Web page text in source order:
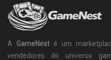
A GameNest é um
vendedores do universo